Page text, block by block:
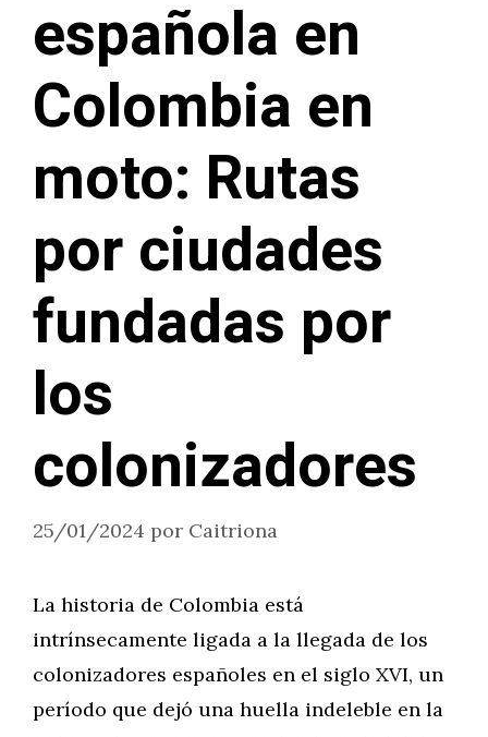
española en
Colombia en
moto: Rutas
por ciudades
fundadas por
los
colonizadores
25/01/2024 por Caitriona
La historia de Colombia está
intrínsecamente ligada a la llegada de los
colonizadores españoles en el siglo XVI, un
período que dejó una huella indeleble en la